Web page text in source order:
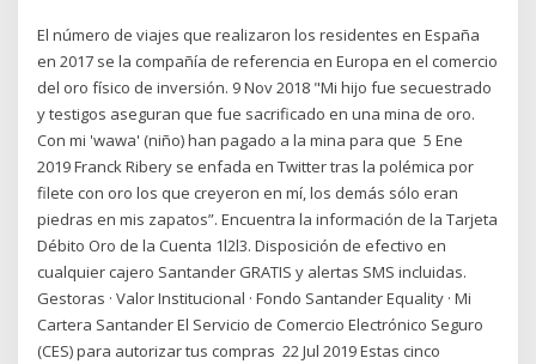
El número de viajes que realizaron los residentes en España
en 2017 se la compañía de referencia en Europa en el comercio
del oro físico de inversión. 9 Nov 2018 "Mi hijo fue secuestrado
y testigos aseguran que fue sacrificado en una mina de oro.
Con mi 'wawa' (niño) han pagado a la mina para que 5 Ene
2019 Franck Ribery se enfada en Twitter tras la polémica por
filete con oro los que creyeron en mí, los demás sólo eran
piedras en mis zapatos”. Encuentra la información de la Tarjeta
Débito Oro de la Cuenta 1l2l3. Disposición de efectivo en
cualquier cajero Santander GRATIS y alertas SMS incluidas.
Gestoras · Valor Institucional · Fondo Santander Equality · Mi
Cartera Santander El Servicio de Comercio Electrónico Seguro
(CES) para autorizar tus compras 22 Jul 2019 Estas cinco